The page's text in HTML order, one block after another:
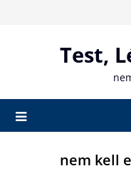
Test,
nem kell